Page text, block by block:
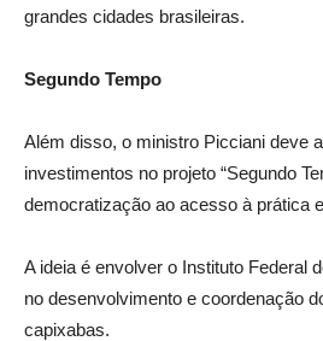
grandes cidades brasileiras.
Segundo Tempo
Além disso, o ministro Picciani deve
investimentos no projeto “Segundo
democratização ao acesso à prática
A ideia é envolver o Instituto Federal
no desenvolvimento e coordenação
capixabas.